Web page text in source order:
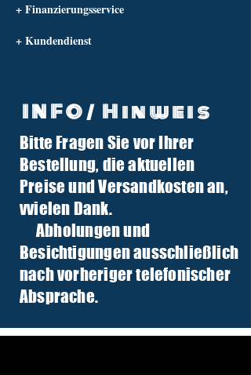
+ Finanzierungsservice
+ Kundendienst
info@tuber-traktor.de
+49 (0) 4406-9568797
INFO/ Hinweis
Bitte Fragen Sie vor Ihrer
Bestellung, die aktuellen
Preise und Versandkosten an,
vvielen Dank.
Abholungen und
Besichtigungen ausschließlich
nach vorheriger telefonischer
Absprache.